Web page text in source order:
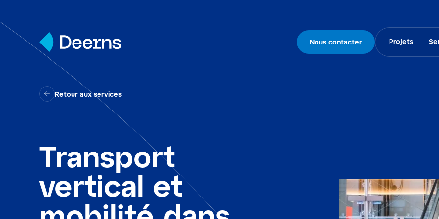
Nous contacter Projets
Retour aux services
Transport
vertical et